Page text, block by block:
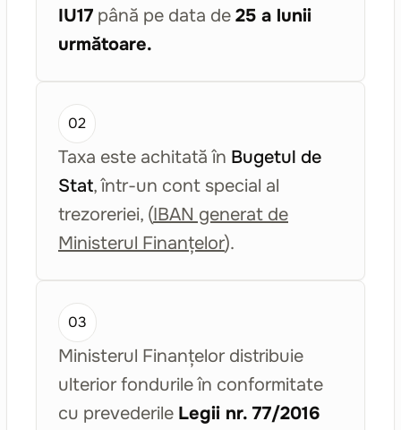
IU17 până pe data de 25 a lunii
următoare.
02
Taxa este achitată în Bugetul de
Stat, într-un cont special al
trezoreriei, (IBAN generat de
Ministerul Finanțelor).
03
Ministerul Finanțelor distribuie
ulterior fondurile în conformitate
cu prevederile Legii nr. 77/2016